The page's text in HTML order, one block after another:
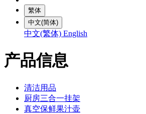
繁体
中文(简体)
中文(繁体) English
产品信息
清洁用品
厨房三合一挂架
真空保鲜果汁壶